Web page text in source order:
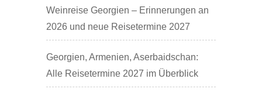
Weinreise Georgien – Erinnerungen an
2026 und neue Reisetermine 2027
Georgien, Armenien, Aserbaidschan:
Alle Reisetermine 2027 im Überblick